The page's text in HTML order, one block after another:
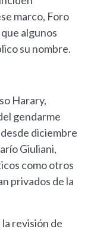
marco, Foro
algunos
su nombre.
Harary,
gendarme
diciembre
Giuliani,
como otros
privados de la
revisión de